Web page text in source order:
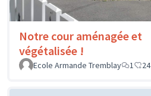
Notre cour aménagée et
végétalisée !
Ecole Armande Tremblay
1 24